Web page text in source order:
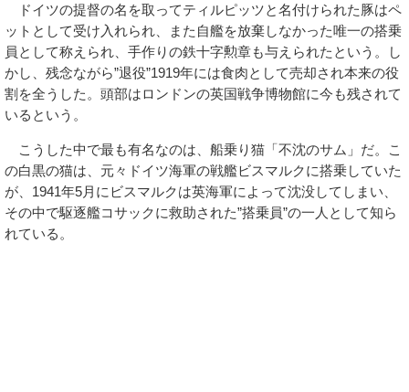
ドイツの提督の名を取ってティルピッツと名付けられた豚はペ
ットとして受け入れられ、また自艦を放棄しなかった唯一の搭乗
員として称えられ、手作りの鉄十字勲章も与えられたという。し
かし、残念ながら”退役”1919年には食肉として売却され本来の役
割を全うした。頭部はロンドンの英国戦争博物館に今も残されて
いるという。
こうした中で最も有名なのは、船乗り猫「不沈のサム」だ。こ
の白黒の猫は、元々ドイツ海軍の戦艦ビスマルクに搭乗していた
が、1941年5月にビスマルクは英海軍によって沈没してしまい、
その中で駆逐艦コサックに救助された”搭乗員”の一人として知ら
れている。